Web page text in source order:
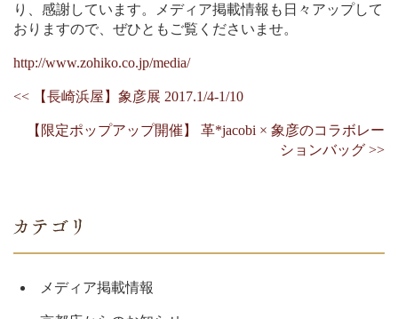
メディア掲載情報
り、感謝しています。メディア掲載情報も日々アップして
おりますので、ぜひともご覧くださいませ。
http://www.zohiko.co.jp/media/
<< 【長崎浜屋】象彦展 2017.1/4-1/10
【限定ポップアップ開催】 革*jacobi × 象彦のコラボレー
ションバッグ >>